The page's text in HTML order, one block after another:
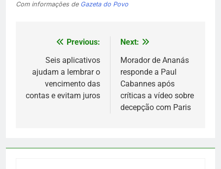
Com informações de Gazeta do Povo
Navegação
Post
Previous:
Seis aplicativos
ajudam a lembrar o
vencimento das
contas e evitam juros
Next:
Morador de Ananás
responde a Paul
Cabannes após
críticas a vídeo sobre
decepção com Paris